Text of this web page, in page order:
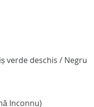
verde deschis / Negru
Inconnu)